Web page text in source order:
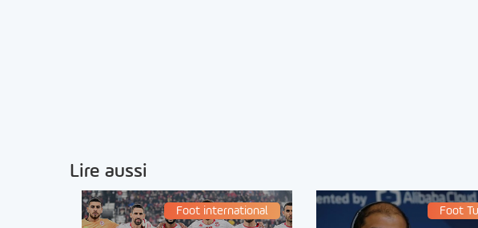
Lire aussi
Foot international Foot